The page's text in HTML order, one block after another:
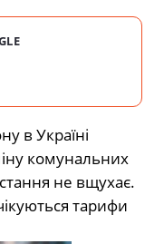
в Україні
комунальних
не вщухає.
тарифи